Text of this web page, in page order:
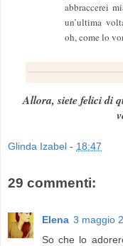
abbraccerei
un’ultima
oh, come lo
Allora, siete felici di
Glinda Izabel - 18:47
29 commenti:
Elena 3 maggio
So che lo